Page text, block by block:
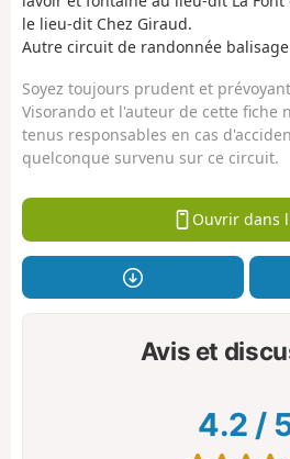
le lieu-dit Chez Giraud.
Autre circuit de randonnée
Soyez toujours prudent et
Visorando et l'auteur de cette fiche
tenus responsables en cas
quelconque survenu sur ce circuit.
Ouvrir dans
Avis et
4.2 /